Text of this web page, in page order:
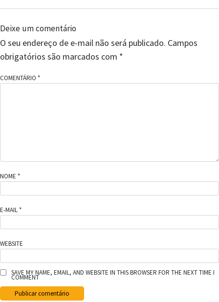
Deixe um comentário
O seu endereço de e-mail não será publicado. Campos
obrigatórios são marcados com *
COMENTÁRIO *
NOME *
E-MAIL *
WEBSITE
SAVE MY NAME, EMAIL, AND WEBSITE IN THIS BROWSER FOR THE NEXT TIME I
COMMENT